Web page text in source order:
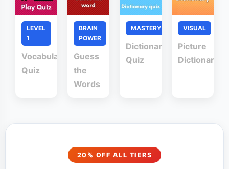
LEVEL
1
Vocabulary
Quiz
BRAIN
POWER
Guess
the
Words
MASTERY
Dictionary
Quiz
VISUAL
Picture
Dictionary
20% OFF ALL TIERS